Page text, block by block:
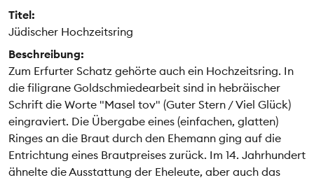
Titel:
Jüdischer Hochzeitsring
Beschreibung:
Zum Erfurter Schatz gehörte auch ein Hochzeitsring. In
die filigrane Goldschmiedearbeit sind in hebräischer
Schrift die Worte "Masel tov" (Guter Stern / Viel Glück)
eingraviert. Die Übergabe eines (einfachen, glatten)
Ringes an die Braut durch den Ehemann ging auf die
Entrichtung eines Brautpreises zurück. Im 14. Jahrhundert
ähnelte die Ausstattung der Eheleute, aber auch das